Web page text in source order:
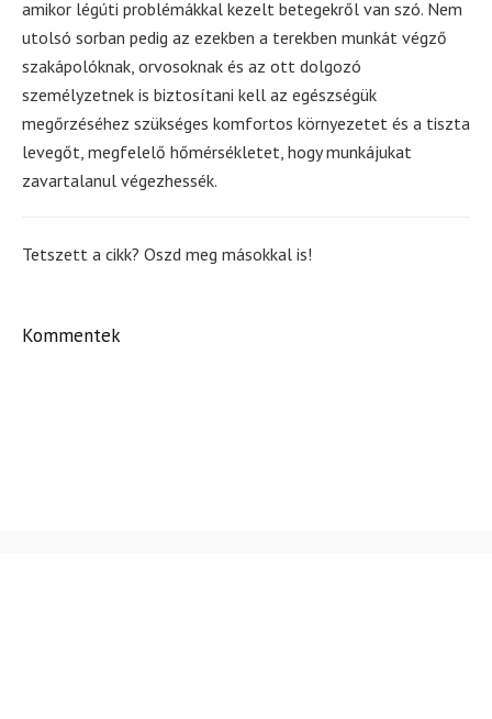
amikor légúti problémákkal kezelt betegekről van szó. Nem
utolsó sorban pedig az ezekben a terekben munkát végző
szakápolóknak, orvosoknak és az ott dolgozó
személyzetnek is biztosítani kell az egészségük
megőrzéséhez szükséges komfortos környezetet és a tiszta
levegőt, megfelelő hőmérsékletet, hogy munkájukat
zavartalanul végezhessék.
Tetszett a cikk? Oszd meg másokkal is!
Kommentek